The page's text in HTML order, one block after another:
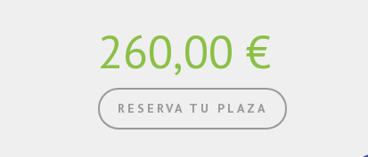
260,00€
RESERVA TU PLAZA